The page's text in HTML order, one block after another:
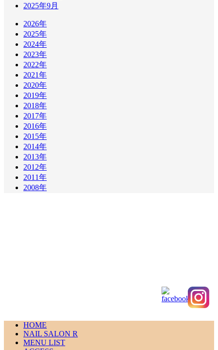
2025年9月
2026年
2025年
2024年
2023年
2022年
2021年
2020年
2019年
2018年
2017年
2016年
2015年
2014年
2013年
2012年
2011年
2008年
HOME
NAIL SALON R
MENU LIST